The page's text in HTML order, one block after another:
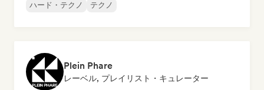
ハード・テクノ
テクノ
Plein Phare
レーベル, プレイリスト・キュレーター